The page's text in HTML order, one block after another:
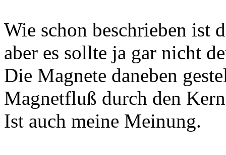
Wie schon beschrieben ist
aber es sollte ja gar nicht
Die Magnete daneben
Magnetfluß durch den
Ist auch meine Meinung.